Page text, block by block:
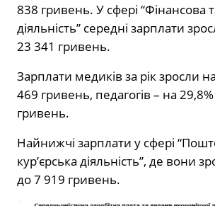
838 гривень. У сфері “Фінансова
діяльність” середні зарплати
23 341 гривень.
Зарплати медиків за рік зросли
469 гривень, педагогів – на
гривень.
Найнижчі зарплати у сфері
кур’єрська діяльність”, де вони
до 7 919 гривень.